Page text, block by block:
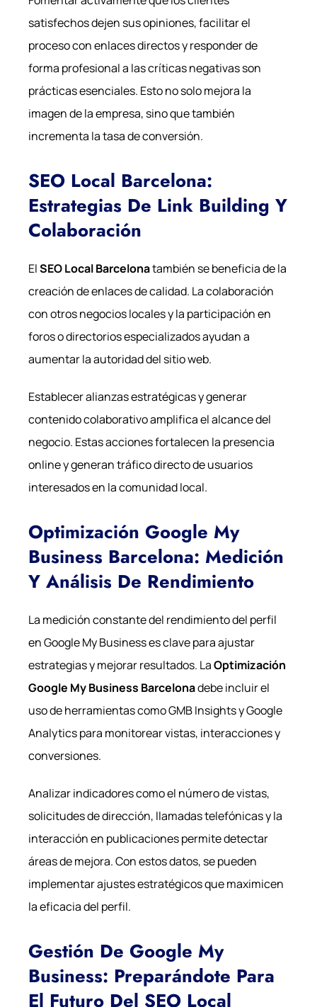
satisfechos dejen sus opiniones, facilitar el
proceso con enlaces directos y responder de
forma profesional a las críticas negativas son
prácticas esenciales. Esto no solo mejora la
imagen de la empresa, sino que también
incrementa la tasa de conversión.
SEO Local Barcelona:
Estrategias De Link Building Y
Colaboración
ElSEO Local Barcelonatambién se beneficia de la
creación de enlaces de calidad. La colaboración
con otros negocios locales y la participación en
foros o directorios especializados ayudan a
aumentar la autoridad del sitio web.
Establecer alianzas estratégicas y generar
contenido colaborativo amplifica el alcance del
negocio. Estas acciones fortalecen la presencia
online y generan tráfico directo de usuarios
interesados en la comunidad local.
Optimización Google My
Business Barcelona: Medición
Y Análisis De Rendimiento
La medición constante del rendimiento del perfil
en Google My Business es clave para ajustar
estrategias y mejorar resultados. LaOptimización
Google My Business Barcelonadebe incluir el
uso de herramientas como GMB Insights y Google
Analytics para monitorear vistas, interacciones y
conversiones.
Analizar indicadores como el número de vistas,
solicitudes de dirección, llamadas telefónicas y la
interacción en publicaciones permite detectar
áreas de mejora. Con estos datos, se pueden
implementar ajustes estratégicos que maximicen
la eficacia del perfil.
Gestión De Google My
Business: Preparándote Para
El Futuro Del SEO Local